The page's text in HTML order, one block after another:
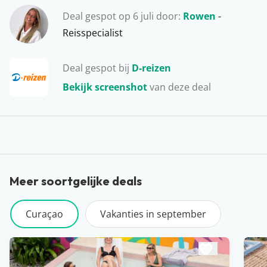
Deal gespot op 6 juli door: Rowen -
Reisspecialist
Deal gespot bij D-reizen
Bekijk screenshotvan deze deal
niet?!
Meer soortgelijke deals
Curaçao Vakanties in september